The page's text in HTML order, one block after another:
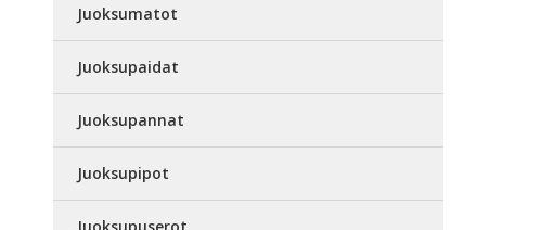
Juoksumatot
Juoksupaidat
Juoksupannat
Juoksupipot